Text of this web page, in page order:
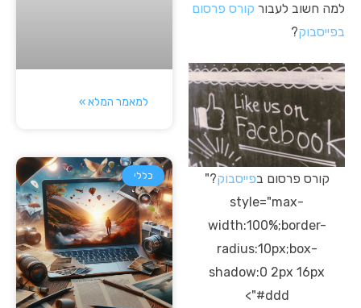
למה חשוב לעבור קורס פרסום
בפייסבוק?
קורס פרסום בפייסבוק?"
style="max-
width:100%;border-
radius:10px;box-
shadow:0 2px 16px
#ddd">
למאמר המלא »
כללי